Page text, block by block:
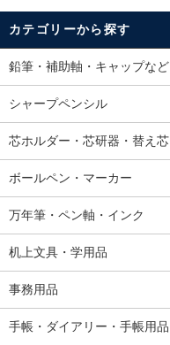
カテゴリーから探す
鉛筆・補助軸・キャップなど
シャープペンシル
芯ホルダー・芯研器・替え芯
ボールペン・マーカー
万年筆・ペン軸・インク
机上文具・学用品
事務用品
手帳・ダイアリー・手帳用品